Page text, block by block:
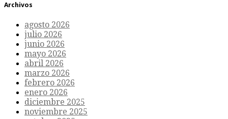
Archivos
agosto 2026
julio 2026
junio 2026
mayo 2026
abril 2026
marzo 2026
febrero 2026
enero 2026
diciembre 2025
noviembre 2025